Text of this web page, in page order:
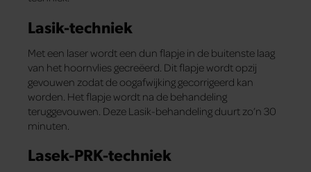
Lasik-techniek
Met een laser wordt een dun flapje in de buitenste laag
van het hoornvlies gecreëerd. Dit flapje wordt opzij
gevouwen zodat de oogafwijking gecorrigeerd kan
worden. Het flapje wordt na de behandeling
teruggevouwen. Deze Lasik-behandeling duurt zo’n 30
minuten.
Lasek-PRK-techniek